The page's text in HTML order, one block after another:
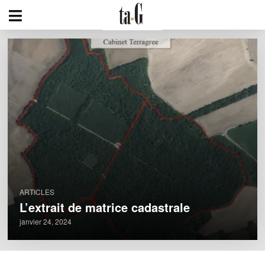
ARTICLES
L’extrait de matrice cadastrale
janvier 24, 2024